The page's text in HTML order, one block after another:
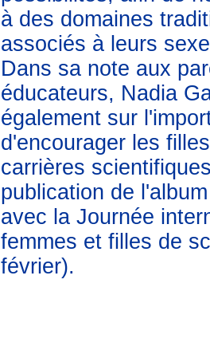
à des domaines
associés à leurs
Dans sa note aux
éducateurs, Nadia
également sur
d'encourager les
carrières
publication de
avec la Journée
femmes et filles de
février).